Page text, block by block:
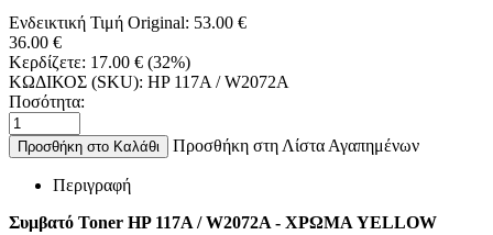
Ενδεικτική Τιμή Original: 53.00 €
36.00 €
Κερδίζετε: 17.00 € (32%)
ΚΩΔΙΚΟΣ (SKU): HP 117A / W2072A
Ποσότητα:
Προσθήκη στο Καλάθι Προσθήκη στη Λίστα Αγαπημένων
Περιγραφή
Συμβατό Toner HP 117A / W2072A - ΧΡΩΜΑ YELLOW